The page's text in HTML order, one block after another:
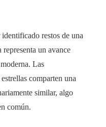
restos de una
representa un avance
Las
comparten una
similar, algo
común.